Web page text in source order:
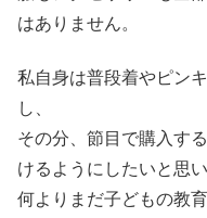
はありません。
私自身は普段着やピン
し、
その分、節目で購入す
けるようにしたいと思い
何よりまだ子どもの教